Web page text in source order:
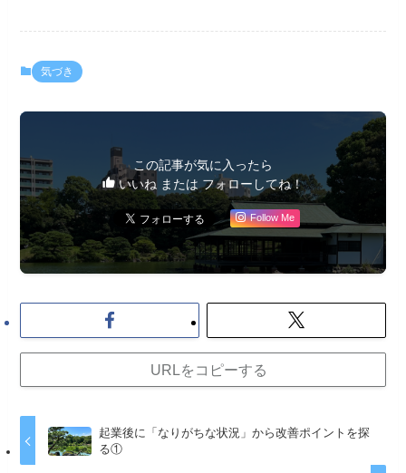
気づき
この記事が気に入ったら
いいね または フォローしてね！
Follow Me
URLをコピーする
起業後に「なりがちな状況」から改善ポイントを探
る①